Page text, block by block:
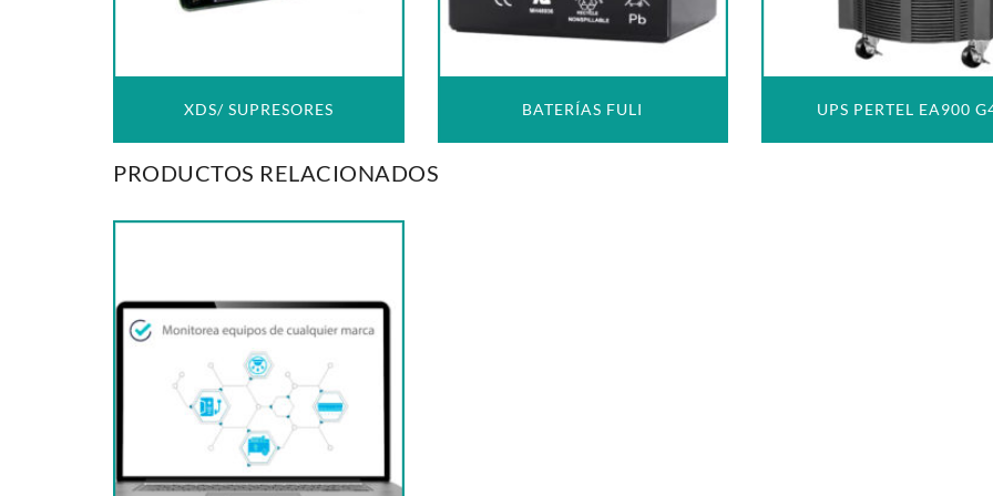
XDS/ SUPRESORES BATERÍAS FULI UPS PERTEL EA900
PRODUCTOS RELACIONADOS